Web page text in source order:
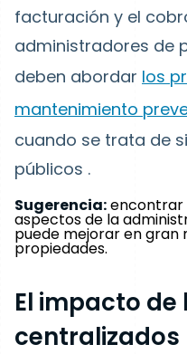
facturación y el
administradores de
deben abordar los
mantenimiento
cuando se trata de
públicos .
Sugerencia:encontrar
aspectos de la
puede mejorar en gran
propiedades.
El impacto
centralizados